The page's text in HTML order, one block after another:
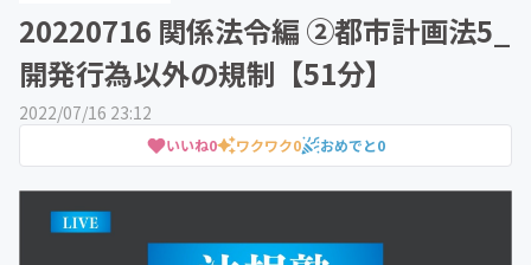
20220716 関係法令編 ②都市計画法5_
開発行為以外の規制【51分】
2022/07/16 23:12
いいね0 ワクワク0 おめでと0